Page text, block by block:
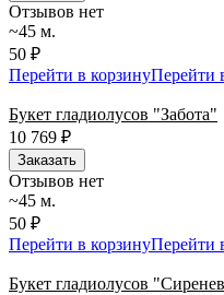
Отзывов нет
~45 м.
50 ₽
Перейти в корзинуПерейти
Букет гладиолусов "Забота"
10 769 ₽
Заказать
Отзывов нет
~45 м.
50 ₽
Перейти в корзинуПерейти
Букет гладиолусов